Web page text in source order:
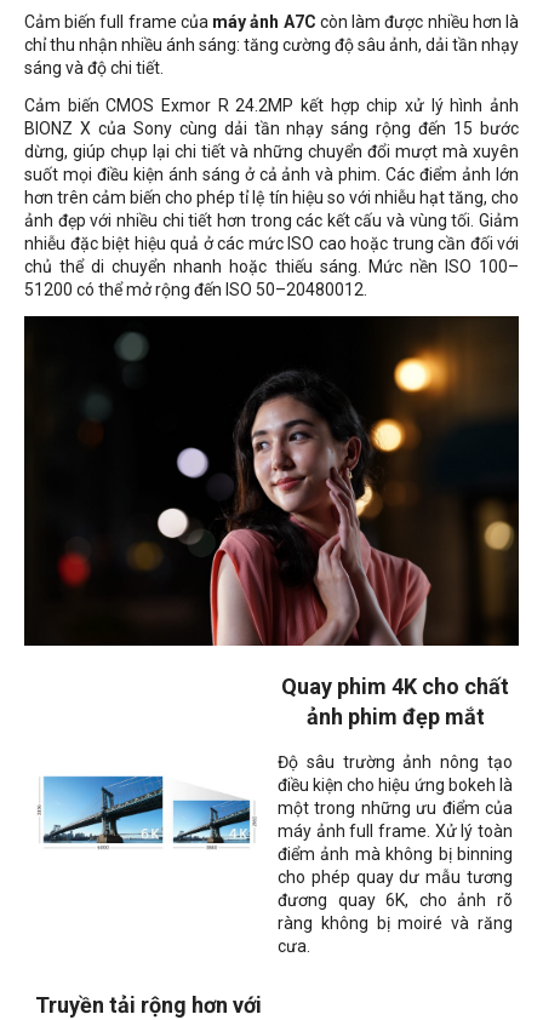
Cảm biến full frame của máy ảnh A7C còn làm được nhiều hơn là
chỉ thu nhận nhiều ánh sáng: tăng cường độ sâu ảnh, dải tần nhạy
sáng và độ chi tiết.
Cảm biến CMOS Exmor R 24.2MP kết hợp chip xử lý hình ảnh
BIONZ X của Sony cùng dải tần nhạy sáng rộng đến 15 bước
dừng, giúp chụp lại chi tiết và những chuyển đổi mượt mà xuyên
suốt mọi điều kiện ánh sáng ở cả ảnh và phim. Các điểm ảnh lớn
hơn trên cảm biến cho phép tỉ lệ tín hiệu so với nhiễu hạt tăng, cho
ảnh đẹp với nhiều chi tiết hơn trong các kết cấu và vùng tối. Giảm
nhiễu đặc biệt hiệu quả ở các mức ISO cao hoặc trung cần đối với
chủ thể di chuyển nhanh hoặc thiếu sáng. Mức nền ISO 100–
51200 có thể mở rộng đến ISO 50–20480012.
Quay phim 4K cho chất
ảnh phim đẹp mắt
Độ sâu trường ảnh nông tạo
điều kiện cho hiệu ứng bokeh là
một trong những ưu điểm của
máy ảnh full frame. Xử lý toàn
điểm ảnh mà không bị binning
cho phép quay dư mẫu tương
đương quay 6K, cho ảnh rõ
ràng không bị moiré và răng
cưa.
Truyền tải rộng hơn với